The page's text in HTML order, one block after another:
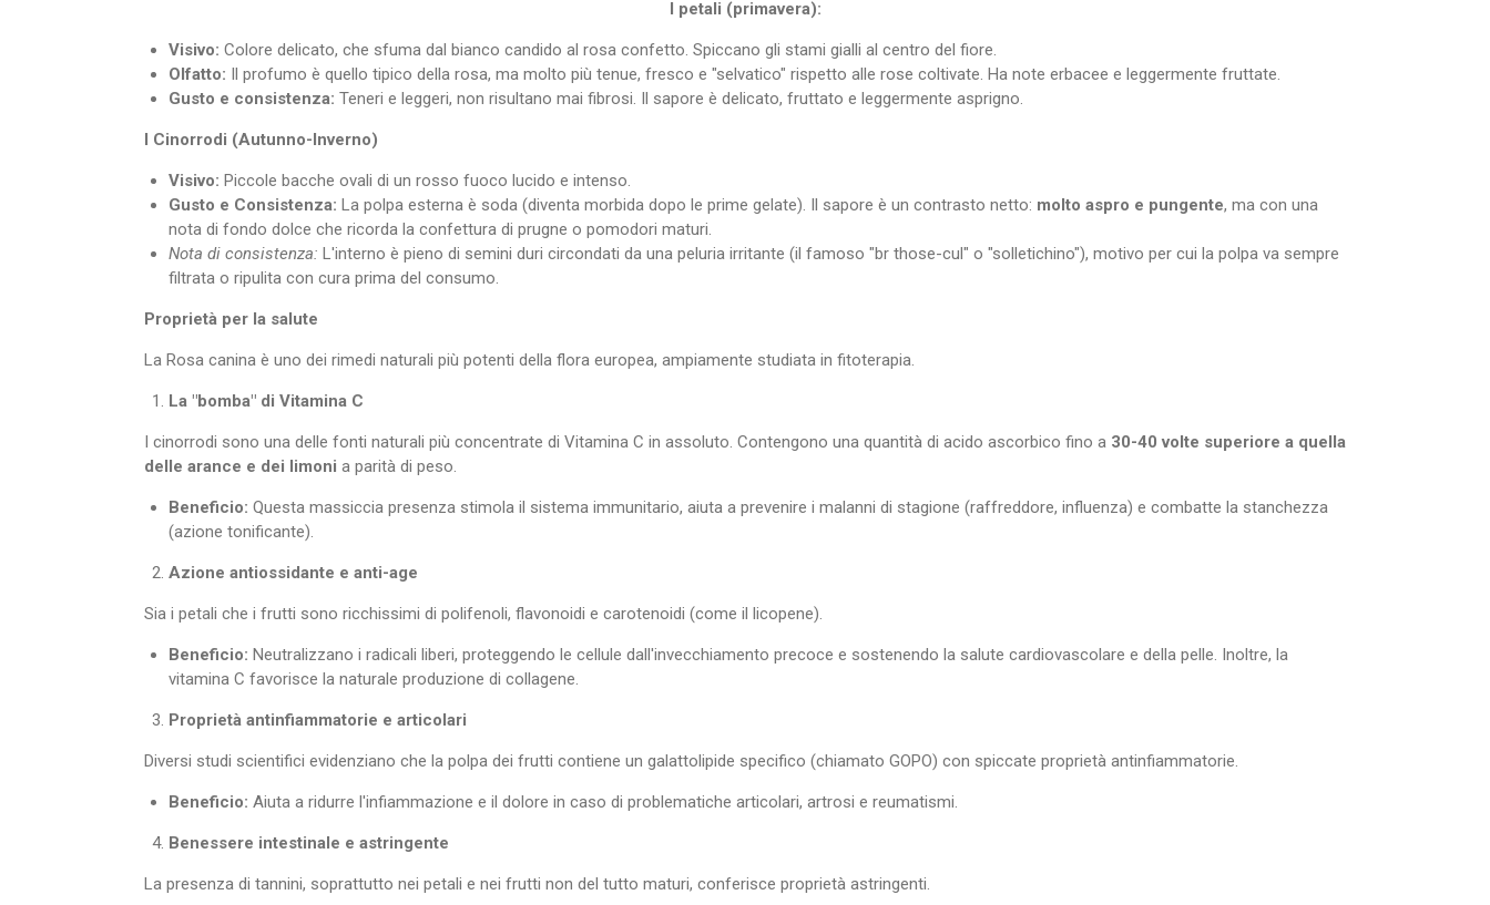
I petali (primavera):
Visivo: Colore delicato, che sfuma dal bianco candido al rosa confetto. Spiccano gli stami gialli al centro del fiore.
Olfatto: Il profumo è quello tipico della rosa, ma molto più tenue, fresco e "selvatico" rispetto alle rose coltivate. Ha note erbacee e leggermente fruttate.
Gusto e consistenza: Teneri e leggeri, non risultano mai fibrosi. Il sapore è delicato, fruttato e leggermente asprigno.
I Cinorrodi (Autunno-Inverno)
Visivo: Piccole bacche ovali di un rosso fuoco lucido e intenso.
Gusto e Consistenza: La polpa esterna è soda (diventa morbida dopo le prime gelate). Il sapore è un contrasto netto: molto aspro e pungente, ma con una
nota di fondo dolce che ricorda la confettura di prugne o pomodori maturi.
Nota di consistenza: L'interno è pieno di semini duri circondati da una peluria irritante (il famoso "br those-cul" o "solletichino"), motivo per cui la polpa va sempre
filtrata o ripulita con cura prima del consumo.
Proprietà per la salute
La Rosa canina è uno dei rimedi naturali più potenti della flora europea, ampiamente studiata in fitoterapia.
La "bomba" di Vitamina C
I cinorrodi sono una delle fonti naturali più concentrate di Vitamina C in assoluto. Contengono una quantità di acido ascorbico fino a 30-40 volte superiore a quella
delle arance e dei limoni a parità di peso.
Beneficio: Questa massiccia presenza stimola il sistema immunitario, aiuta a prevenire i malanni di stagione (raffreddore, influenza) e combatte la stanchezza
(azione tonificante).
Azione antiossidante e anti-age
Sia i petali che i frutti sono ricchissimi di polifenoli, flavonoidi e carotenoidi (come il licopene).
Beneficio: Neutralizzano i radicali liberi, proteggendo le cellule dall'invecchiamento precoce e sostenendo la salute cardiovascolare e della pelle. Inoltre, la
vitamina C favorisce la naturale produzione di collagene.
Proprietà antinfiammatorie e articolari
Diversi studi scientifici evidenziano che la polpa dei frutti contiene un galattolipide specifico (chiamato GOPO) con spiccate proprietà antinfiammatorie.
Beneficio: Aiuta a ridurre l'infiammazione e il dolore in caso di problematiche articolari, artrosi e reumatismi.
Benessere intestinale e astringente
La presenza di tannini, soprattutto nei petali e nei frutti non del tutto maturi, conferisce proprietà astringenti.